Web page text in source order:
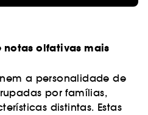
notas olfativas mais
a personalidade de
por famílias,
distintas. Estas